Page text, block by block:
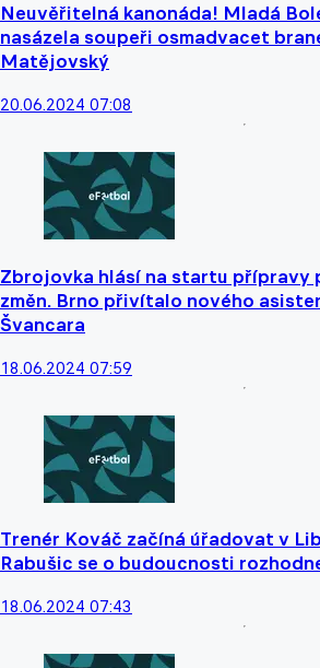
Neuvěřitelná kanonáda! Mladá
nasázela soupeři osmadvacet
Matějovský
20.06.2024 07:08
Zbrojovka hlásí na startu přípravy
změn. Brno přivítalo nového
Švancara
18.06.2024 07:59
Trenér Kováč začíná úřadovat v
Rabušic se o budoucnosti
18.06.2024 07:43